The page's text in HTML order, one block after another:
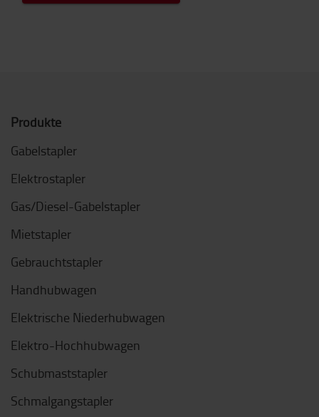
Produkte
Gabelstapler
Elektrostapler
Gas/Diesel-Gabelstapler
Mietstapler
Gebrauchtstapler
Handhubwagen
Elektrische Niederhubwagen
Elektro-Hochhubwagen
Schubmaststapler
Schmalgangstapler